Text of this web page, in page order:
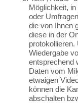
Möglichkeit,
oder
die von Ihnen
diese in der
protokollieren.
Wiedergabe
entsprechend
Daten vom
etwaigen
können die
abschalten